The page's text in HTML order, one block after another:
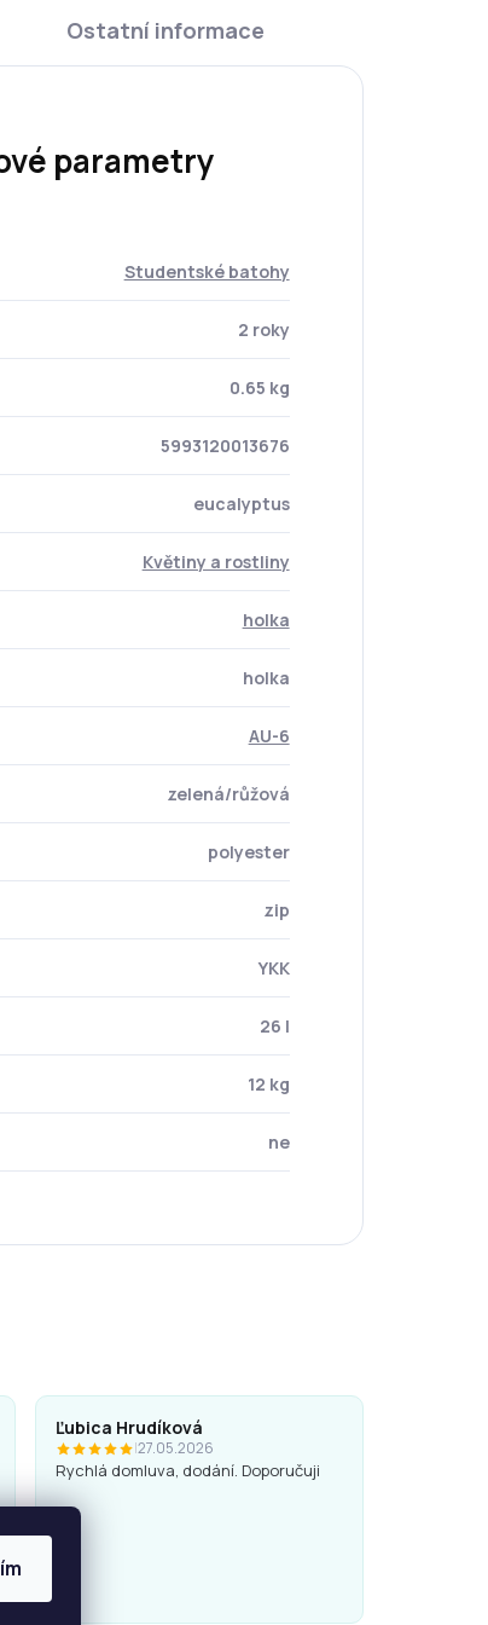
Ostatní informace
parametry
Studentské batohy
2 roky
0.65 kg
5993120013676
eucalyptus
Květiny a rostliny
holka
holka
AU-6
zelená/růžová
polyester
zip
YKK
26 l
12 kg
ne
Ľubica Hrudíková
|27.05.2026
Rychlá domluva, dodání. Doporučuji